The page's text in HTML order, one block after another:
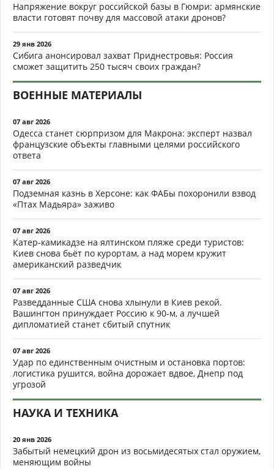
Напряжение вокруг российской базы в Гюмри: армянские
власти готовят почву для массовой атаки дронов?
29 янв 2026
Сибига анонсировал захват Приднестровья: Россия
сможет защитить 250 тысяч своих граждан?
ВОЕННЫЕ МАТЕРИАЛЫ
07 авг 2026
Одесса станет сюрпризом для Макрона: эксперт назвал
французские объекты главными целями российского
ответа
07 авг 2026
Подземная казнь в Херсоне: как ФАБы похоронили взвод
«Птах Мадьяра» заживо
07 авг 2026
Катер-камикадзе на ялтинском пляже среди туристов:
Киев снова бьёт по курортам, а над морем кружит
американский разведчик
07 авг 2026
Разведданные США снова хлынули в Киев рекой.
Вашингтон принуждает Россию к 90-м, а лучшей
дипломатией станет сбитый спутник
07 авг 2026
Удар по единственным очистным и остановка портов:
логистика рушится, война дорожает вдвое, Днепр под
угрозой
НАУКА И ТЕХНИКА
20 янв 2026
Забытый немецкий дрон из восьмидесятых стал оружием,
меняющим войны